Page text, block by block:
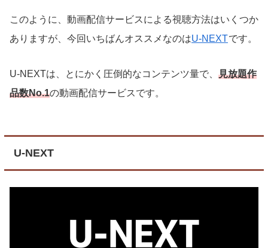
このように、動画配信サービスによる視聴方法はいくつか
ありますが、今回いちばんオススメなのはU-NEXTです。
U-NEXTは、とにかく圧倒的なコンテンツ量で、 見放題作
品数No.1の動画配信サービスです。
U-NEXT